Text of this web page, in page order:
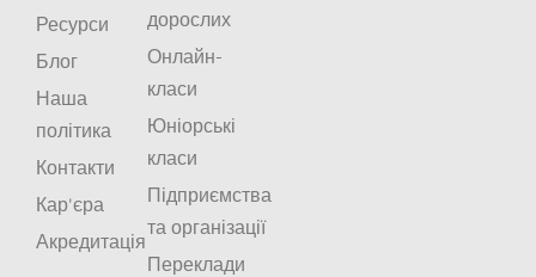
Ресурси
Блог
Наша
політика
Контакти
Кар'єра
Акредитація
дорослих
Онлайн-
класи
Юніорські
класи
Підприємства
та організації
Переклади